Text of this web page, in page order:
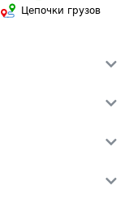
Цепочки грузов